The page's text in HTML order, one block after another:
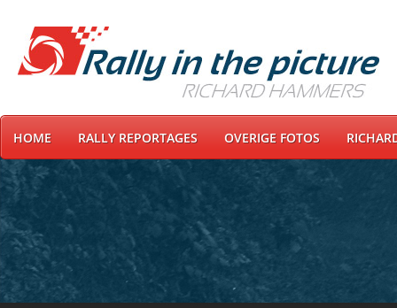
HOME RALLY REPORTAGES OVERIGE FOTOS